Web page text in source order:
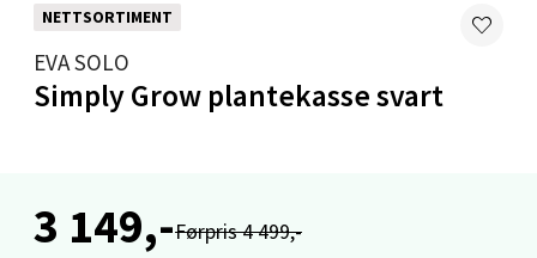
NETTSORTIMENT
EVA SOLO
Simply Grow plantekasse svart
3 149,-Førpris 4 499,-
Mo i Rana - Thon Senter Mo i Rana
0 i butikk